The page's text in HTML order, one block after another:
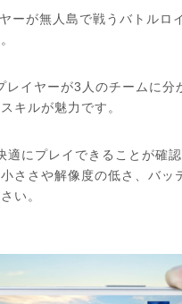
ーが無人島で戦うバトルロ
イヤーが3人のチームに分
キルが魅力です。
にプレイできることが確
ささや解像度の低さ、バッ
い。